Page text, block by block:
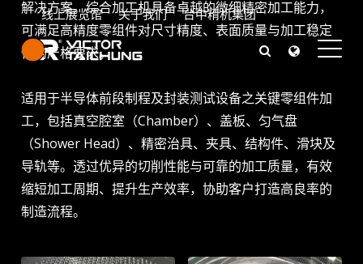
线上展览馆 关于我们 台中精机集团
半导体
持续提升
解决方案。综合加工机具备卓越的微细精密加工能力，
可满足高精度零组件对尺寸精度、表面质量与加工稳定
性的严格要求。
适用于半导体前段制程及封装测试设备之关键零组件加
工，包括真空腔室（Chamber）、盖板、匀气盘
（Shower Head）、精密治具、夹具、结构件、滑块及
导轨等。透过优异的切削性能与可靠的加工质量，有效
缩短加工周期、提升生产效率，协助客户打造高良率的
制造流程。